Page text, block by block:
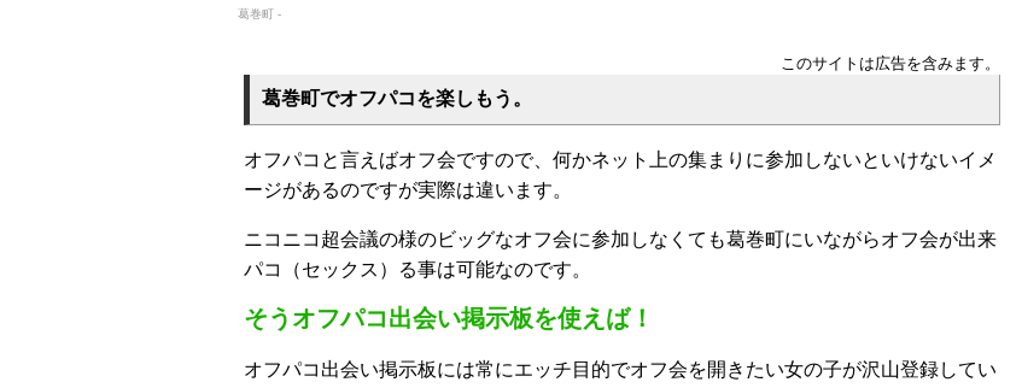
葛巻町 -
このサイトは広告を含みます。
葛巻町でオフパコを楽しもう。
オフパコと言えばオフ会ですので、何かネット上の集まりに参加しないといけないイメ
ージがあるのですが実際は違います。
ニコニコ超会議の様のビッグなオフ会に参加しなくても葛巻町にいながらオフ会が出来
パコ（セックス）る事は可能なのです。
そうオフパコ出会い掲示板を使えば！
オフパコ出会い掲示板には常にエッチ目的でオフ会を開きたい女の子が沢山登録してい